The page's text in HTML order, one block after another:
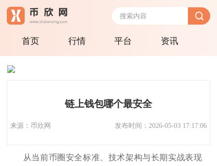
首页 行情 平台 资讯
链上钱包哪个最安全
来源：币欣网 发布时间：2026-05-03 17:17:06
从当前币圈安全标准、技术架构与长期实战表现